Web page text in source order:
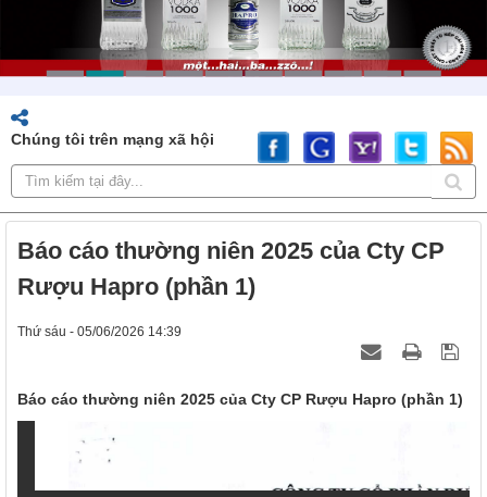
Chúng tôi trên mạng xã hội
Báo cáo thường niên 2025 của Cty CP
Rượu Hapro (phần 1)
Thứ sáu - 05/06/2026 14:39
Báo cáo thường niên 2025 của Cty CP Rượu Hapro (phần 1)